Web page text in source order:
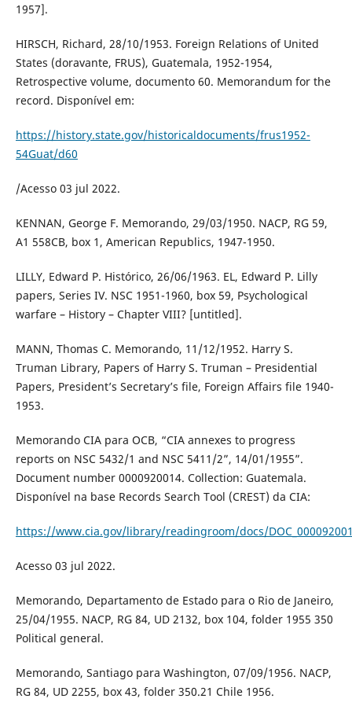
1957].
HIRSCH, Richard, 28/10/1953. Foreign Relations of United
States (doravante, FRUS), Guatemala, 1952-1954,
Retrospective volume, documento 60. Memorandum for the
record. Disponível em:
https://history.state.gov/historicaldocuments/frus1952-
54Guat/d60
/Acesso 03 jul 2022.
KENNAN, George F. Memorando, 29/03/1950. NACP, RG 59,
A1 558CB, box 1, American Republics, 1947-1950.
LILLY, Edward P. Histórico, 26/06/1963. EL, Edward P. Lilly
papers, Series IV. NSC 1951-1960, box 59, Psychological
warfare – History – Chapter VIII? [untitled].
MANN, Thomas C. Memorando, 11/12/1952. Harry S.
Truman Library, Papers of Harry S. Truman – Presidential
Papers, President’s Secretary’s file, Foreign Affairs file 1940-
1953.
Memorando CIA para OCB, “CIA annexes to progress
reports on NSC 5432/1 and NSC 5411/2”, 14/01/1955”.
Document number 0000920014. Collection: Guatemala.
Disponível na base Records Search Tool (CREST) da CIA:
https://www.cia.gov/library/readingroom/docs/
Acesso 03 jul 2022.
Memorando, Departamento de Estado para o Rio de Janeiro,
25/04/1955. NACP, RG 84, UD 2132, box 104, folder 1955 350
Political general.
Memorando, Santiago para Washington, 07/09/1956. NACP,
RG 84, UD 2255, box 43, folder 350.21 Chile 1956.